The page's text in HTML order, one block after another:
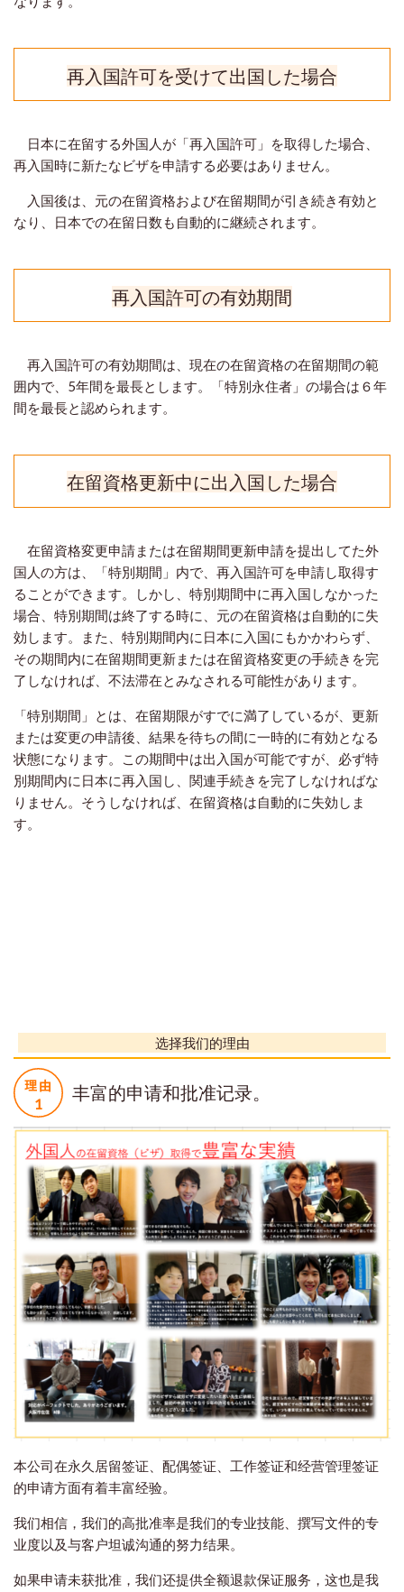
再入国許可を受けて出国した場合
日本に在留する外国人が「再入国許可」を取得した場合、
再入国時に新たなビザを申請する必要はありません。
入国後は、元の在留資格および在留期間が引き続き有効と
なり、日本での在留日数も自動的に継続されます。
再入国許可の有効期間
再入国許可の有効期間は、現在の在留資格の在留期間の範
囲内で、5年間を最長とします。「特別永住者」の場合は６年
間を最長と認められます。
在留資格更新中に出入国した場合
在留資格変更申請または在留期間更新申請を提出してた外
国人の方は、「特別期間」内で、再入国許可を申請し取得す
ることができます。
しかし、特別期間中に再入国しなかった
場合、特別期間は終了する時に、元の在留資格は自動的に失
効します。
また、特別期間内に日本に入国にもかかわらず、
その期間内に在留期間更新または在留資格変更の手続きを完
了しなければ、不法滞在とみなされる可能性があります。
「特別期間」とは、在留期限がすでに満了しているが、更新
または変更の申請後、結果を待ちの間に一時的に有効となる
状態になります。この期間中は出入国が可能ですが、必ず特
別期間内に日本に再入国し、関連手続きを完了しなければな
りません。そうしなければ、在留資格は自動的に失効しま
す。
选择我们的理由
丰富的申请和批准记录。
本公司在永久居留签证、配偶签证、工作签证和经营管理签证
的申请方面有着丰富经验。
我们相信，我们的高批准率是我们的专业技能、撰写文件的专
业度以及与客户坦诚沟通的努力结果。
如果申请未获批准，我们还提供全额退款保证服务，这也是我